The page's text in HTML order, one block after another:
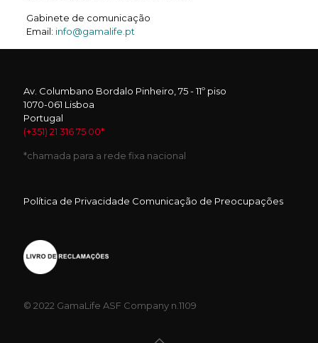
Gabinete de comunicação
Email: info@gamalife.pt
Av. Columbano Bordalo Pinheiro, 75 - 11º piso
1070-061 Lisboa
Portugal
(+351) 21 316 75 00*
*chamada para a rede fixa nacional
Política de Privacidade Comunicação de Preocupações
© 2022 GamaLife ASF Company n.1109